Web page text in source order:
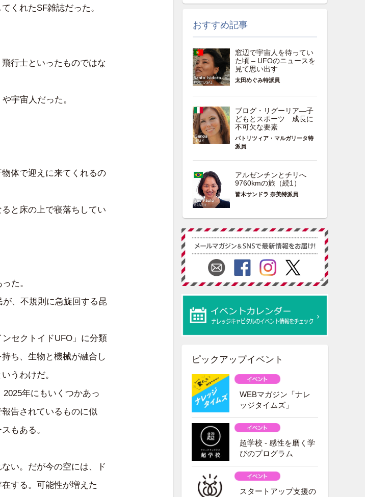
くれたSF雑誌だった。
行士といったものではな
宇宙人だった。
体で迎えに来てくれるの
と床の上で寝落ちしてい
た。
、不規則に急旋回する昆
セクトイドUFO」に分類
ち、生物と機械が融合し
うわけだ。
年にもいくつかあっ
告されているものに似
もある。
い。だが今の空には、ド
する。可能性が増えた
おすすめ記事
窓辺で宇宙人を待ってい
た頃 – UFOのニュースを
見て思い出す
太田めぐみ特派員
ブログ・リグーリア―子
どもとスポーツ 成長に
不可欠な要素
パトリツィア・マルガリータ特
派員
アルゼンチンとチリへ
9760kmの旅（続1）
皆木サンドラ 奈美特派員
ピックアップイベント
WEBマガジン「ナレ
ッジタイムズ」
超学校 - 感性を磨く学
びのプログラム
スタートアップ支援の